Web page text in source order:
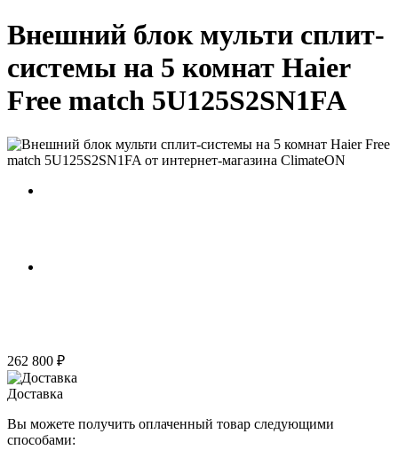
Внешний блок мульти сплит-
системы на 5 комнат Haier
Free match 5U125S2SN1FA
262 800 ₽
Доставка
Вы можете получить оплаченный товар следующими
способами: